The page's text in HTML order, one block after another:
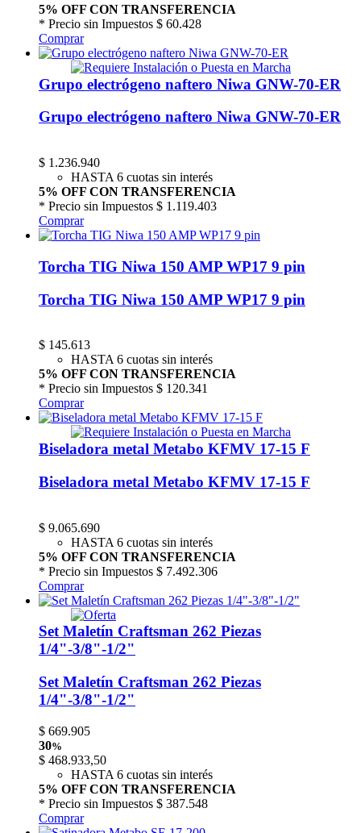
5% OFF CON TRANSFERENCIA
* Precio sin Impuestos $ 60.428
Comprar
Grupo electrógeno naftero Niwa GNW-70-ER
Grupo electrógeno naftero Niwa GNW-70-ER
$ 1.236.940
HASTA 6 cuotas sin interés
5% OFF CON TRANSFERENCIA
* Precio sin Impuestos $ 1.119.403
Comprar
Torcha TIG Niwa 150 AMP WP17 9 pin
Torcha TIG Niwa 150 AMP WP17 9 pin
$ 145.613
HASTA 6 cuotas sin interés
5% OFF CON TRANSFERENCIA
* Precio sin Impuestos $ 120.341
Comprar
Biseladora metal Metabo KFMV 17-15 F
Biseladora metal Metabo KFMV 17-15 F
$ 9.065.690
HASTA 6 cuotas sin interés
5% OFF CON TRANSFERENCIA
* Precio sin Impuestos $ 7.492.306
Comprar
Set Maletín Craftsman 262 Piezas
1/4"-3/8"-1/2"
Set Maletín Craftsman 262 Piezas
1/4"-3/8"-1/2"
$ 669.905
30%
$ 468.933,50
HASTA 6 cuotas sin interés
5% OFF CON TRANSFERENCIA
* Precio sin Impuestos $ 387.548
Comprar